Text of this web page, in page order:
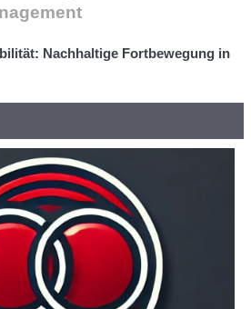
Nachhaltige Fortbewegung in